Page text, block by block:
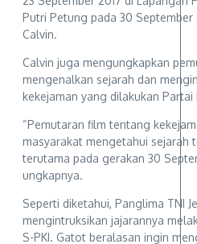
Putri Petung pada 30 September
Calvin.
Calvin juga mengungkapkan
mengenalkan sejarah dan
kekejaman yang dilakukan Partai
“Pemutaran film tentang
masyarakat mengetahui sejarah
terutama pada gerakan 30
ungkapnya.
Seperti diketahui, Panglima TNI
mengintruksikan jajarannya
S-PKI. Gatot beralasan ingin